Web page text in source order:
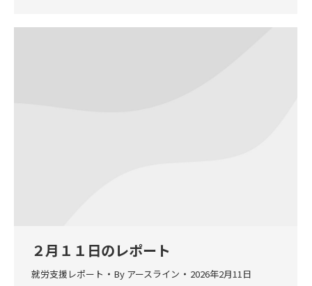
２月１１日のレポート
就労支援レポート By アースライン 2026年2月11日